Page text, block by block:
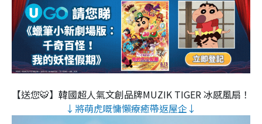
【送您🐯】韓國超人氣文創品牌MUZIK TIGER 冰感風扇！
↓將萌虎嘅慵懶療癒帶返屋企↓